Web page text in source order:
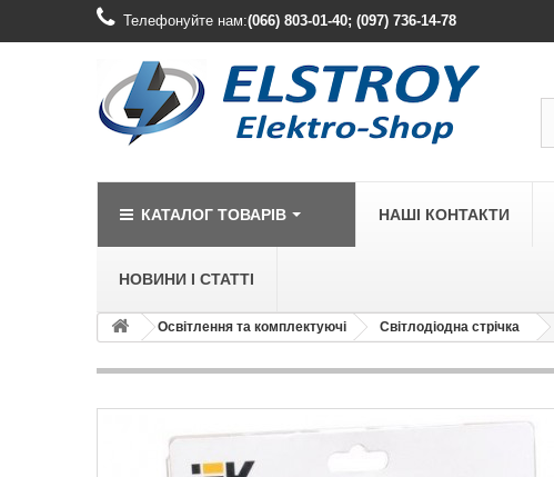
Телефонуйте нам:(066) 803-01-40; (097) 736-14-78
КАТАЛОГ ТОВАРІВ
LEGRAND
НАШІ КОНТАКТИ
НОВИНИ І СТАТТІ
Освітлення та комплектуючі Світлодіодна стрічка